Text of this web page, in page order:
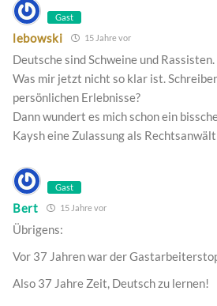
Gast
lebowski 15 Jahre vor
Deutsche sind Schweine und Rassisten.
Was mir jetzt nicht so klar ist.
persönlichen Erlebnisse?
Dann wundert es mich schon ein
Kaysh eine Zulassung als
Gast
Bert 15 Jahre vor
Übrigens:
Vor 37 Jahren war der
Also 37 Jahre Zeit, Deutsch zu lernen!